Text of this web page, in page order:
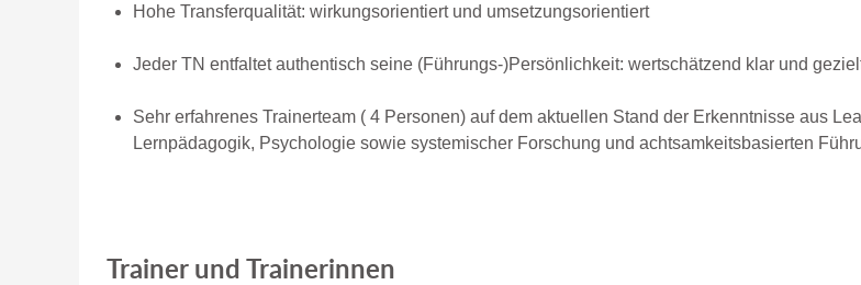
Hohe Transferqualität: wirkungsorientiert und umsetzungsorientiert
Jeder TN entfaltet authentisch seine (Führungs-)Persönlichkeit: wertschätzend klar und
Sehr erfahrenes Trainerteam ( 4 Personen) auf dem aktuellen Stand der Erkenntnisse aus
Lernpädagogik, Psychologie sowie systemischer Forschung und achtsamkeitsbasierten
Trainer und Trainerinnen